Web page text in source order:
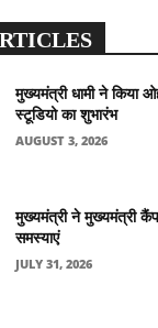
मुख्यमंत्री धामी ने किया
स्टूडियो का शुभारंभ
AUGUST 3, 2026
मुख्यमंत्री ने मुख्यमंत्री
समस्याएं
JULY 31, 2026